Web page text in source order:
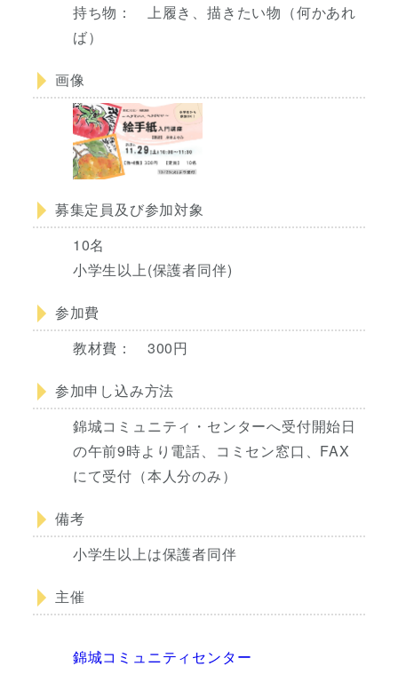
持ち物： 上履き、描きたい物（何かあれ
ば）
画像
募集定員及び参加対象
10名
小学生以上(保護者同伴)
参加費
教材費： 300円
参加申し込み方法
錦城コミュニティ・センターへ受付開始日
の午前9時より電話、コミセン窓口、FAX
にて受付（本人分のみ）
備考
小学生以上は保護者同伴
主催
錦城コミュニティセンター